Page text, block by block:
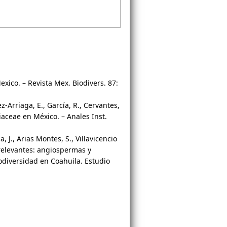
– Revista Mex. Biodivers. 87:
Arriaga, E., García, R., Cervantes,
en México. – Anales Inst.
J., Arias Montes, S., Villavicencio
angiospermas y
en Coahuila. Estudio